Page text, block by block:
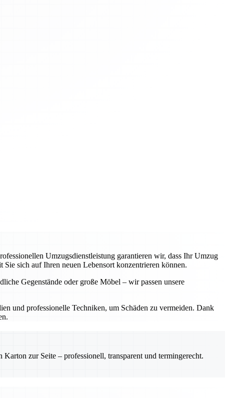
Umzugsdienstleistung garantieren wir, dass Ihr Umzug
sich auf Ihren neuen Lebensort konzentrieren können.
Gegenstände oder große Möbel – wir passen unsere
und professionelle Techniken, um Schäden zu vermeiden. Dank
zur Seite – professionell, transparent und termingerecht.